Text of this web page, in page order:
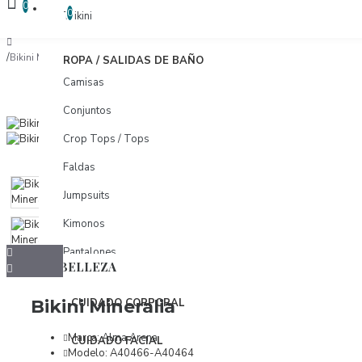
COMPARAR
0
Trikini
ROPA / SALIDAS DE BAÑO
Camisas
Conjuntos
Crop Tops / Tops
Faldas
Jumpsuits
Kimonos
Pantalones
Shorts
Tunicas
BELLEZA
CUIDADO CORPORAL
CUIDADO FACIAL
0
Bikini Mineralia
Bikini Mineralia
Marca:Alma Arena
Modelo: A40466-A40464